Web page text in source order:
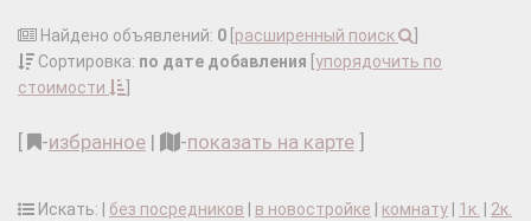
Найдено объявлений: 0 расширенный поиск
Сортировка: по дате добавления упорядочить по
стоимости
-избранное | -показать на карте
Искать: | без посредников в новостройке комнату 1к.
2к.